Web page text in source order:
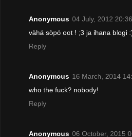
Anonymous 04 July, 2012 20:36
vähä söpö oot ! ;3 ja ihana blogi
Reply
Anonymous 16 March, 2014
who the fuck? nobody!
Reply
Anonymous 06 October, 2015